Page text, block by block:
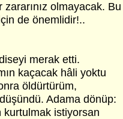
olmayacak. Bu
de önemlidir!..
merak etti.
kaçacak hâli yoktu
öldürtürüm,
Adama dönüp:
kurtulmak istiyorsan